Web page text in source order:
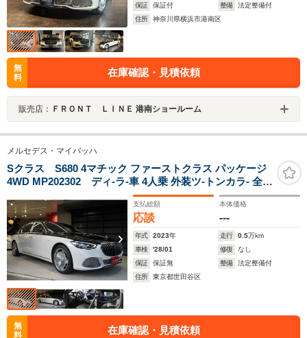
保証
保証付 整備
法定整備付
住所
神奈川県横浜市港南区
無
料
在庫確認・見積依頼
販売店： ＦＲＯＮＴ ＬＩＮＥ 港南ショールーム
メルセデス・マイバッハ
Sクラス S680 4マチック ファーストクラス パッケージ
4WD MP202302 ディ-ラ-車 4人乗 外装ツ-トンカラ- 全席
シ-トヒ-タ-&ベンチレ-ション リアエンタ-テイメント 前
後サンル-フ 冷蔵庫 ダイヤモンドキルティングシ-ト ブル
メスタ-4D 純正ナビ/地デジ/360°カメラ RFT20インチAW
支払総額
応談
本体価格
---
年式 2023年 走行 0.5万km
車検
'28/01 修復
なし
保証
保証無 整備
法定整備付
住所
東京都世田谷区
無
料
在庫確認・見積依頼